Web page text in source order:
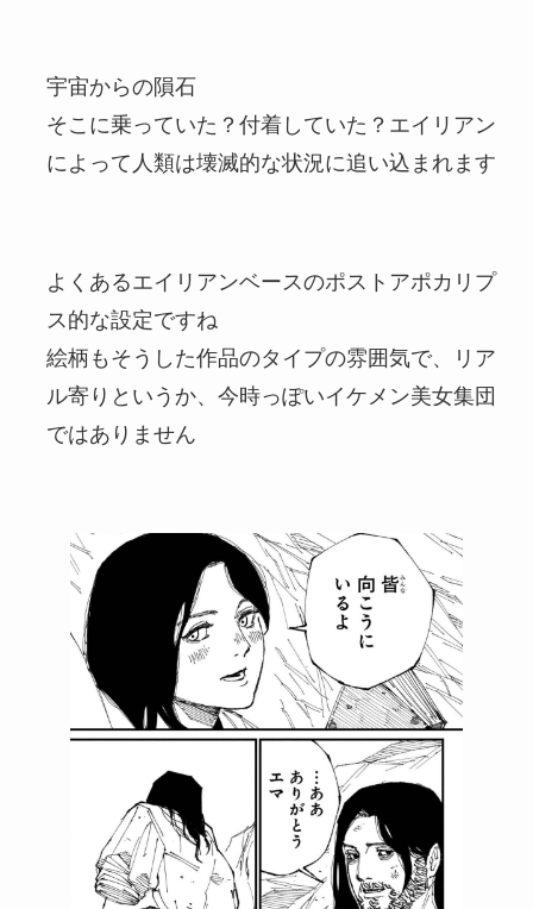
宇宙からの隕石
そこに乗っていた？付着していた？エイリアン
によって人類は壊滅的な状況に追い込まれます
よくあるエイリアンベースのポストアポカリプ
ス的な設定ですね
絵柄もそうした作品のタイプの雰囲気で、リア
ル寄りというか、今時っぽいイケメン美女集団
ではありません